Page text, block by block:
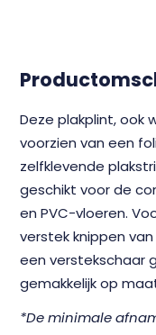
Deze plakplint, ook
voorzien van een
zelfklevende
geschikt voor de
en PVC-vloeren.
verstek knippen
een verstekschaar
gemakkelijk op
*De minimale